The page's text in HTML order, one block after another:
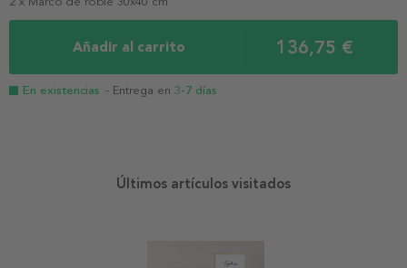
Añadir al carrito 136,75 €
En existencias - Entrega en 3-7 días
Últimos artículos visitados